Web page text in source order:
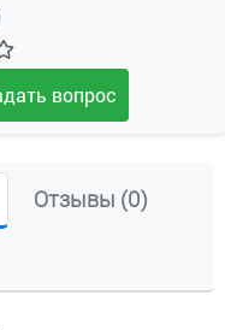
вопрос
Отзывы (0)